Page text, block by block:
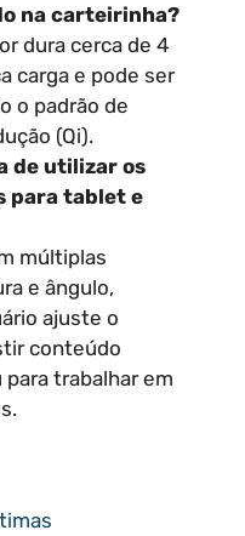
na carteirinha?
dura cerca de 4
carga e pode ser
o padrão de
(Qi).
de utilizar os
para tablet e
múltiplas
e ângulo,
ajuste o
conteúdo
trabalhar em